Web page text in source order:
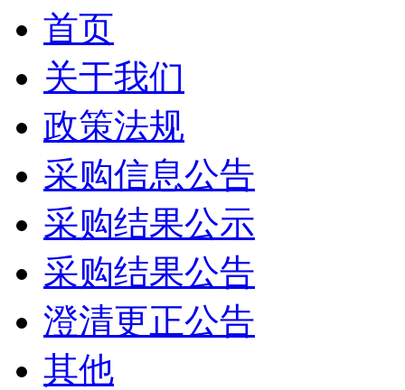
首页
关于我们
政策法规
采购信息公告
采购结果公示
采购结果公告
澄清更正公告
其他